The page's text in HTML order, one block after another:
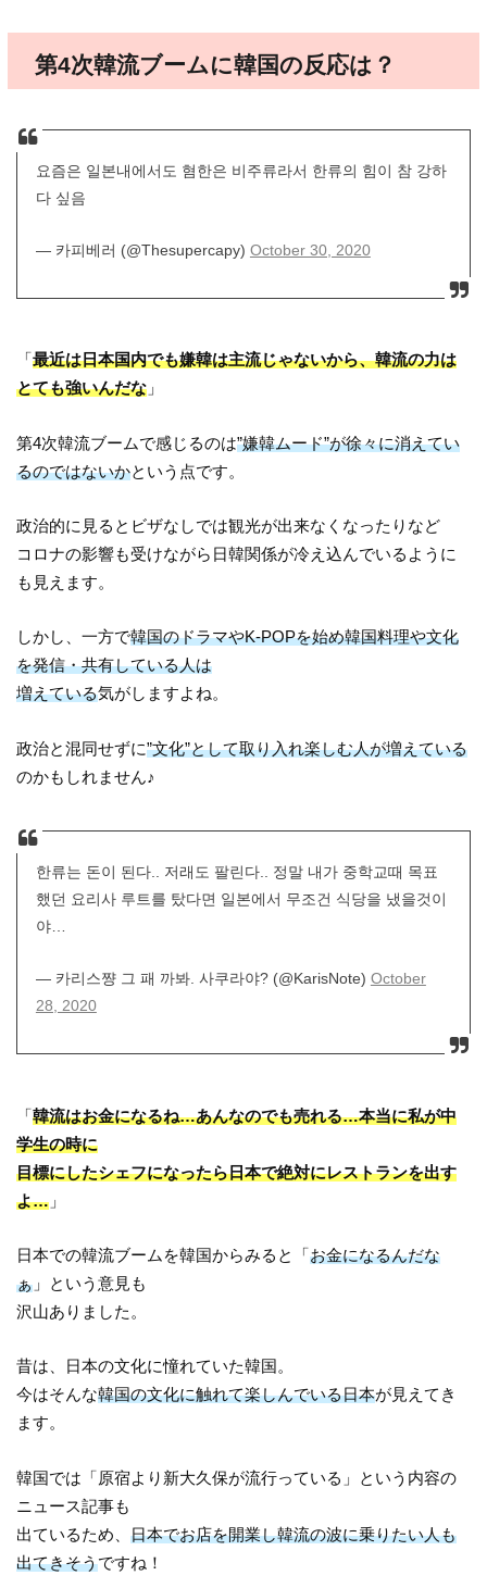
第4次韓流ブームに韓国の反応は？
요즘은 일본내에서도 혐한은 비주류라서 한류의 힘이 참 강하
다 싶음
— 카피베러 (@Thesupercapy) October 30, 2020
「最近は日本国内でも嫌韓は主流じゃないから、韓流の力は
とても強いんだな 」
第4次韓流ブームで感じるのは”嫌韓ムード”が徐々に消えてい
るのではないかという点です。
政治的に見るとビザなしでは観光が出来なくなったりなど
コロナの影響も受けながら日韓関係が冷え込んでいるように
も見えます。
しかし、一方で韓国のドラマやK-POPを始め韓国料理や文化
を発信・共有している人は
増えている気がしますよね。
政治と混同せずに”文化”として取り入れ楽しむ人が増えている
のかもしれません♪
한류는 돈이 된다.. 저래도 팔린다.. 정말 내가 중학교때 목표
했던 요리사 루트를 탔다면 일본에서 무조건 식당을 냈을것이
야…
— 카리스쨩 그 패 까봐. 사쿠라야? (@KarisNote) October
28, 2020
「韓流はお金になるね…あんなのでも売れる…本当に私が中
学生の時に
目標にしたシェフになったら日本で絶対にレストランを出す
よ… 」
日本での韓流ブームを韓国からみると「お金になるんだな
ぁ 」という意見も
沢山ありました。
昔は、日本の文化に憧れていた韓国。
今はそんな韓国の文化に触れて楽しんでいる日本が見えてき
ます。
韓国では「原宿より新大久保が流行っている」という内容の
ニュース記事も
出ているため、日本でお店を開業し韓流の波に乗りたい人も
出てきそうですね！